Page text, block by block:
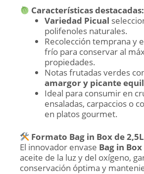
Características destacadas:
Variedad Picual
polifenoles naturales.
Recolección temprana y
frío para conservar al
propiedades.
Notas frutadas verdes
amargor y picante
Ideal para consumir en
ensaladas, carpaccios o
en platos gourmet.
Formato Bag in Box de 2,5L
El innovador envase Bag in Box
aceite de la luz y del oxígeno,
conservación óptima y